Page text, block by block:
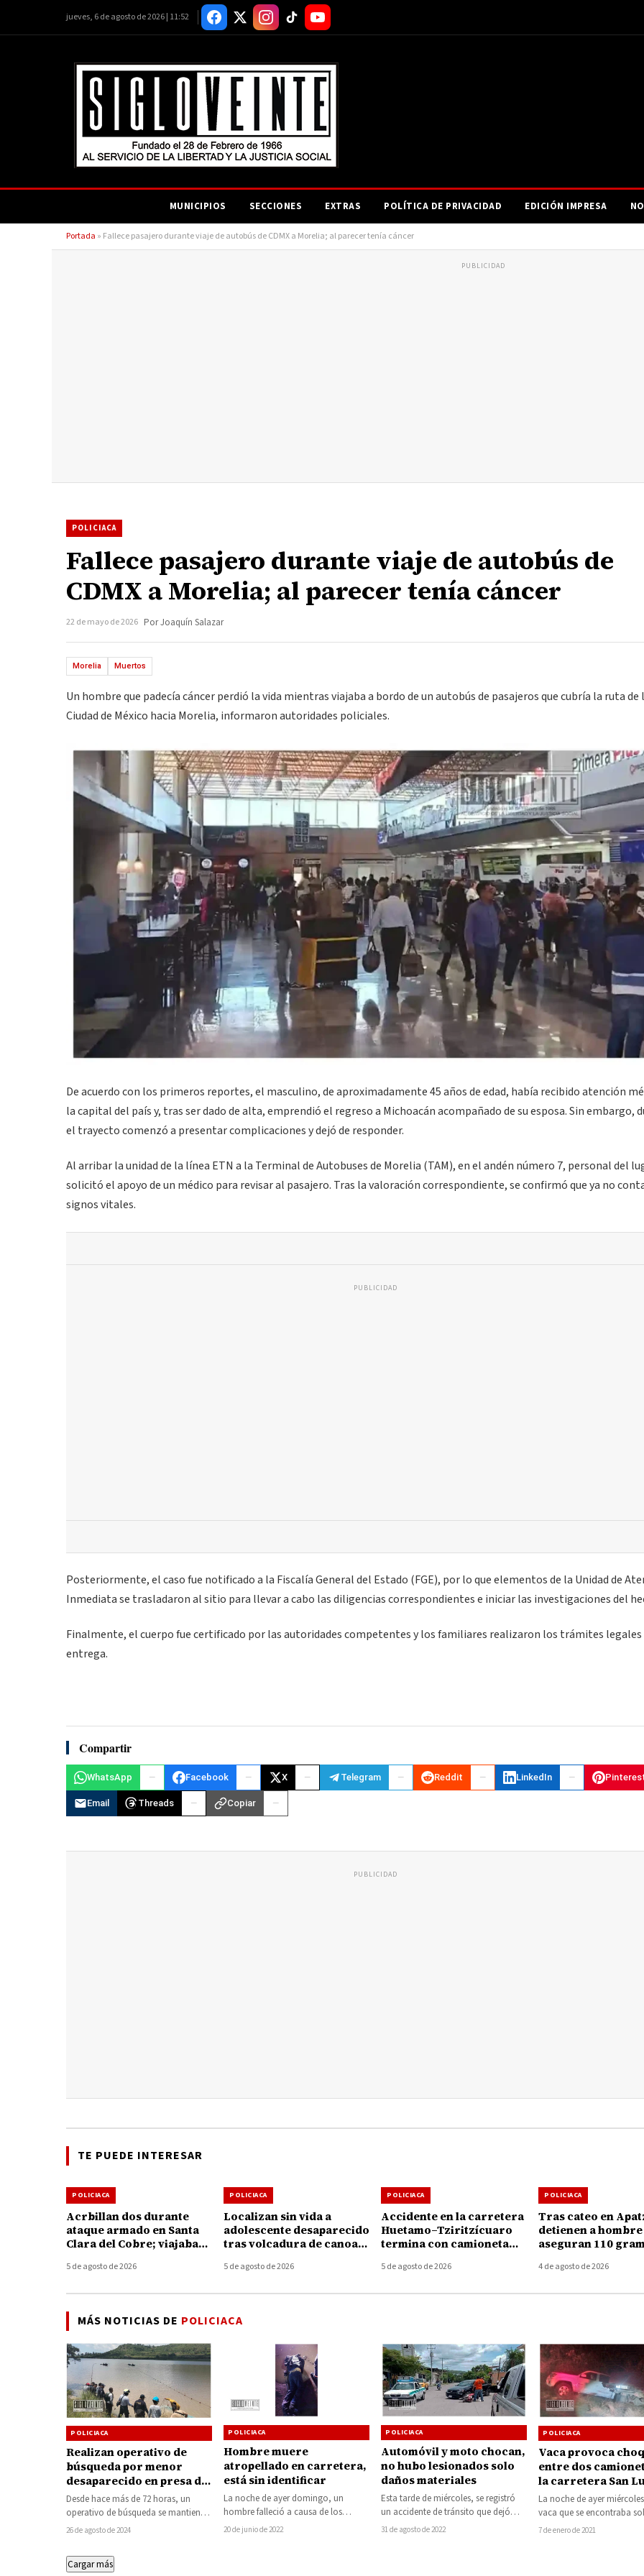
jueves, 6 de agosto de 2026 | 11:52
MUNICIPIOS SECCIONES EXTRAS POLÍTICA DE PRIVACIDAD EDICIÓN IMPRESA
Portada » Fallece pasajero durante viaje de autobús de CDMX a Morelia; al parecer tenía cáncer
PUBLICIDAD
POLICIACA
Fallece pasajero durante viaje de autobús de
CDMX a Morelia; al parecer tenía cáncer
22 de mayo de 2026 Por Joaquín Salazar
Morelia Muertos
Un hombre que padecía cáncer perdió la vida mientras viajaba a bordo de un autobús de pasajeros que cubría la ruta de
Ciudad de México hacia Morelia, informaron autoridades policiales.
De acuerdo con los primeros reportes, el masculino, de aproximadamente 45 años de edad, había recibido atención
la capital del país y, tras ser dado de alta, emprendió el regreso a Michoacán acompañado de su esposa. Sin embargo,
el trayecto comenzó a presentar complicaciones y dejó de responder.
Al arribar la unidad de la línea ETN a la Terminal de Autobuses de Morelia (TAM), en el andén número 7, personal del
solicitó el apoyo de un médico para revisar al pasajero. Tras la valoración correspondiente, se confirmó que ya no
signos vitales.
PUBLICIDAD
Posteriormente, el caso fue notificado a la Fiscalía General del Estado (FGE), por lo que elementos de la Unidad de
Inmediata se trasladaron al sitio para llevar a cabo las diligencias correspondientes e iniciar las investigaciones del
Finalmente, el cuerpo fue certificado por las autoridades competentes y los familiares realizaron los trámites legales
entrega.
Compartir
WhatsApp Facebook X Telegram Reddit LinkedIn
Email Threads Copiar
PUBLICIDAD
TE PUEDE INTERESAR
POLICIACA
Acrbillan dos durante
ataque armado en Santa
Clara del Cobre; viajaban
placas de Texas
5 de agosto de 2026
POLICIACA
Localizan sin vida a
adolescente desaparecido
tras volcadura de canoa
5 de agosto de 2026
POLICIACA
Accidente en la carretera
Huetamo–Tziritzícuaro
termina con camioneta
desaparece del lugar
5 de agosto de 2026
POLICIACA
Tras cateo en
detienen a hombre
aseguran 110
4 de agosto de 2026
MÁS NOTICIAS DE POLICIACA
POLICIACA
Realizan operativo de
búsqueda por menor
desaparecido en presa de
Epitacio Huerta en
Michoacán
Desde hace más de 72 horas, un
operativo de búsqueda se mantiene
en los municipios de Epitacio Huerta,
26 de agosto de 2024
POLICIACA
Hombre muere
atropellado en carretera,
está sin identificar
La noche de ayer domingo, un
hombre falleció a causa de los
múltiples golpes que recibió en
20 de junio de 2022
POLICIACA
Automóvil y moto chocan,
no hubo lesionados solo
daños materiales
Esta tarde de miércoles, se registró
un accidente de tránsito que dejó
como saldo solo daños materiales
31 de agosto de 2022
POLICIACA
Vaca provoca
entre dos
la carretera San
Ciudad Altamirano
La noche de ayer
vaca que se encontraba
carretera federal 51 San
7 de enero de 2021
Cargar más